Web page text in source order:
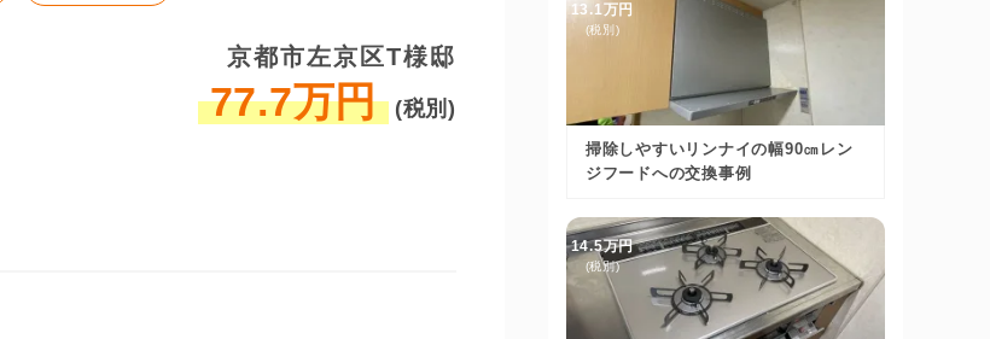
京都市左京区T様邸
77.7万円 (税別)
13.1万円
(税別)
掃除しやすいリンナイの幅90㎝レン
ジフードへの交換事例
14.5万円
(税別)